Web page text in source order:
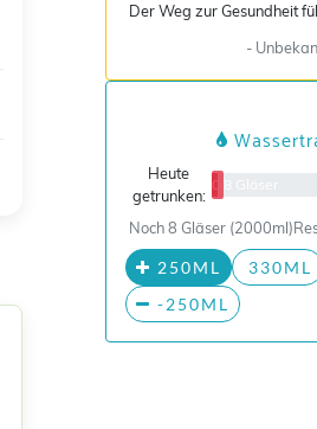
Der Weg zur Gesundheit
-
Heute
getrunken:
0/8 Gläser
Noch 8 Gläser (2000ml)
250ML 330ML
-250ML